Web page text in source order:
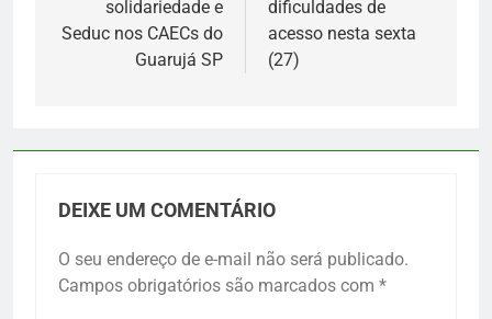
solidariedade e
Seduc nos CAECs do
Guarujá SP
dificuldades de
acesso nesta sexta
(27)
DEIXE UM COMENTÁRIO
O seu endereço de e-mail não será publicado.
Campos obrigatórios são marcados com *